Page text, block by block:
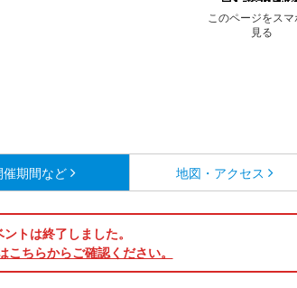
このページをス
見る
催期間など 地図・アクセス
トは終了しました。
こちらからご確認ください。